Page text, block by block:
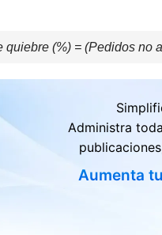
quiebre (%) = (Pedidos no
Administra
Aumenta